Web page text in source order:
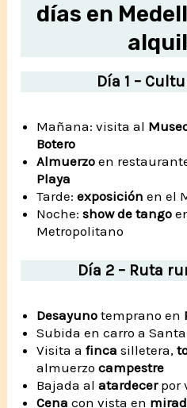
días en
Día 1 –
Mañana: visita al
Botero
Almuerzoen
Playa
Tarde:exposiciónen el
Noche:show de tango
Metropolitano
Día 2 – Ruta
Desayuno temprano en
Subida en carro a
Visita afincasilletera,
almuerzo campestre
Bajada alatardecerpor
Cenacon vista en